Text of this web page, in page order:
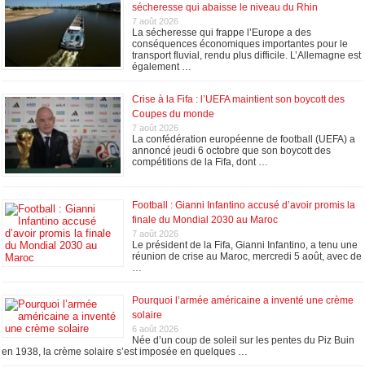
sécheresse qui abaisse le niveau du Rhin
7 août 2026
La sécheresse qui frappe l’Europe a des
conséquences économiques importantes pour le
transport fluvial, rendu plus difficile. L’Allemagne est
également …
Crise à la Fifa : l’UEFA maintient son boycott des
Coupes du monde
7 août 2026
La confédération européenne de football (UEFA) a
annoncé jeudi 6 octobre que son boycott des
compétitions de la Fifa, dont …
Football : Gianni Infantino accusé d’avoir promis la
finale du Mondial 2030 au Maroc
7 août 2026
Le président de la Fifa, Gianni Infantino, a tenu une
réunion de crise au Maroc, mercredi 5 août, avec de
…
Pourquoi l’armée américaine a inventé une crème
solaire
6 août 2026
Née d’un coup de soleil sur les pentes du Piz Buin
en 1938, la crème solaire s’est imposée en quelques …